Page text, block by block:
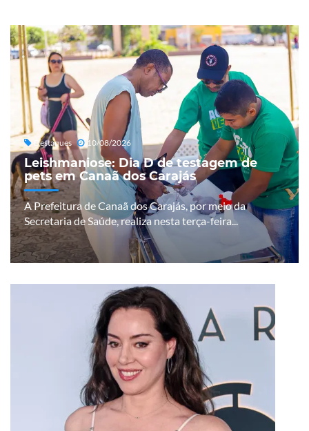
Destaques 10/08/2026
Leishmaniose: Dia D de testagem de
pets em Canaã dos Carajás
A Prefeitura de Canaã dos Carajás, por meio da
Secretaria de Saúde, realiza nesta terça-feira...